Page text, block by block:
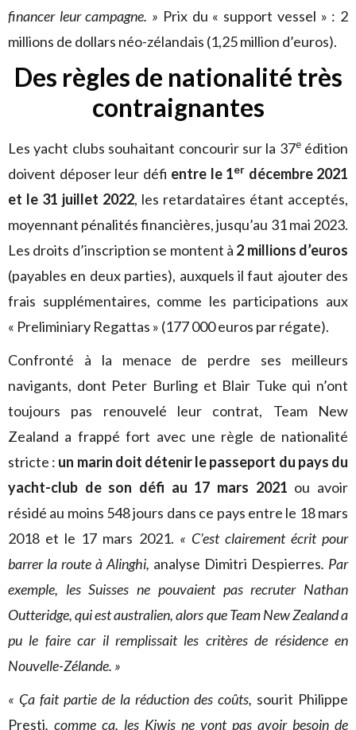
financer leur campagne. » Prix du « support vessel » : 2
millions de dollars néo-zélandais (1,25 million d’euros).
Des règles de nationalité très
contraignantes
Les yacht clubs souhaitant concourir sur la 37eédition
doivent déposer leur défi entre le 1er décembre 2021
et le 31 juillet 2022, les retardataires étant acceptés,
moyennant pénalités financières, jusqu’au 31 mai 2023.
Les droits d’inscription se montent à 2 millions d’euros
(payables en deux parties), auxquels il faut ajouter des
frais supplémentaires, comme les participations aux
« Preliminiary Regattas » (177 000 euros par régate).
Confronté à la menace de perdre ses meilleurs
navigants, dont Peter Burling et Blair Tuke qui n’ont
toujours pas renouvelé leur contrat, Team New
Zealand a frappé fort avec une règle de nationalité
stricte : un marin doit détenir le passeport du pays du
yacht-club de son défi au 17 mars 2021 ou avoir
résidé au moins 548 jours dans ce pays entre le 18 mars
2018 et le 17 mars 2021. « C’est clairement écrit pour
barrer la route à Alinghi, analyse Dimitri Despierres. Par
exemple, les Suisses ne pouvaient pas recruter Nathan
Outteridge, qui est australien, alors que Team New Zealand a
pu le faire car il remplissait les critères de résidence en
Nouvelle-Zélande. »
« Ça fait partie de la réduction des coûts, sourit Philippe
Presti, comme ça, les Kiwis ne vont pas avoir besoin de